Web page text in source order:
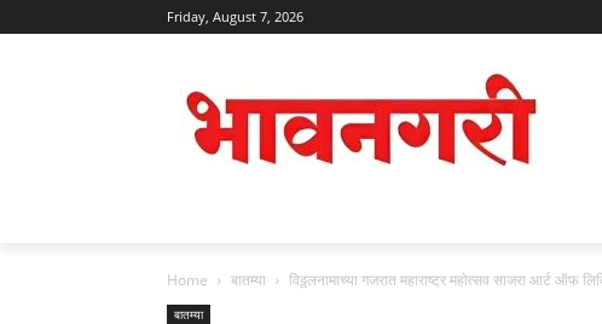
Friday, August 7, 2026
Home बातम्या विठ्ठलनामाच्या गजरात महाराष्ट्र महोत्सव साजरा आर्ट ऑफ
बातम्या